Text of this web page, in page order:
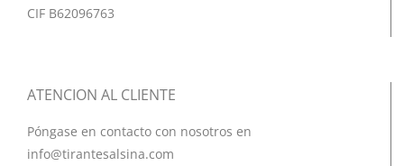
CIF B62096763
ATENCION AL CLIENTE
Póngase en contacto con nosotros en
info@tirantesalsina.com